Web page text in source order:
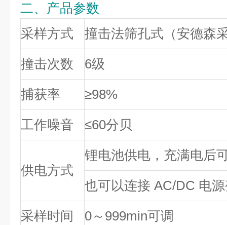
二、产品参数
采样方式
撞击法筛孔式（安德森
撞击次数
6级
捕获率
≥98%
工作噪音
≤60分贝
供电方式
锂电池供电，充满电后
也可以连接 AC/DC 电
采样时间
0～999min可调